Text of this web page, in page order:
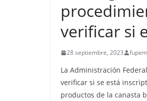
verificar si
28 septiembre, 2023 fupem
La Administración
verificar si se está
productos de la canasta